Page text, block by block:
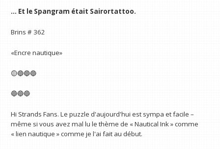
… Et le Spangram était Sairortattoo.
Brins # 362
«Encre nautique»
🟡🔵🔵🔵
🔵🔵🔵
Hi Strands Fans. Le puzzle d'aujourd'hui est sympa et facile –
même si vous avez mal lu le thème de « Nautical Ink » comme
« lien nautique » comme je l'ai fait au début.